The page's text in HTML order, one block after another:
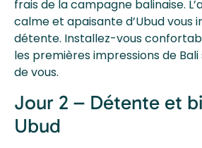
frais de la campagne balinaise.
calme et apaisante d’Ubud vous
détente. Installez-vous
les premières impressions de
de vous.
Jour 2 – Détente et
Ubud